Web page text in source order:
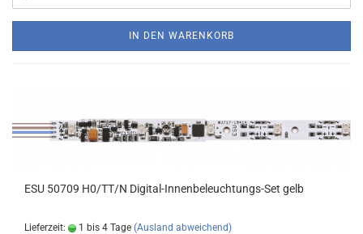
IN DEN WARENKORB
ESU 50709 H0/TT/N Digital-Innenbeleuchtungs-Set gelb
Lieferzeit: 1 bis 4 Tage (Ausland abweichend)